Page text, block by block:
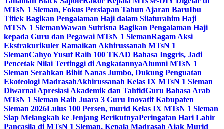
MTsN 1 Sleman, Fokus Persiapan Tahun Ajaran BaruIbu
Titiek Bagikan Pengalaman Haji dalam Silaturahim Haji
MTSN 1 SlemanWawan Sutrisna Bagikan Pengalaman Haji
kepada Guru dan Pegawai MTsN 1 SlemanRagam Aksi
Ekstrakurikuler Ramaikan Akhirussanah MTsN 1
SlemanCahyo Yusuf Raih 100 TKAD Bahasa Inggris, Jadi
Pencetak Nilai Tertinggi di AngkatannyaAlumni MTsN 1
Sleman Serahkan Bibit Nanas Jumbo, Dukung Penguatan
Ekoteologi MadrasahAkhirussanah Kelas IX MTsN 1 Sleman
Diwarnai Apresiasi Akademik dan TahfidGuru Bahasa Arab
MTsN 1 Sleman Raih Juara 3 Guru Inovatif Kabupaten
Sleman 2026Lulus 100 Persen, murid Kelas IX MTsN 1 Sleman
Siap Melangkah ke Jenjang BerikutnyaPeringatan Hari Lahir
Pancasila di MTsN 1 Sleman, Kepala Madrasah Ajak Murid